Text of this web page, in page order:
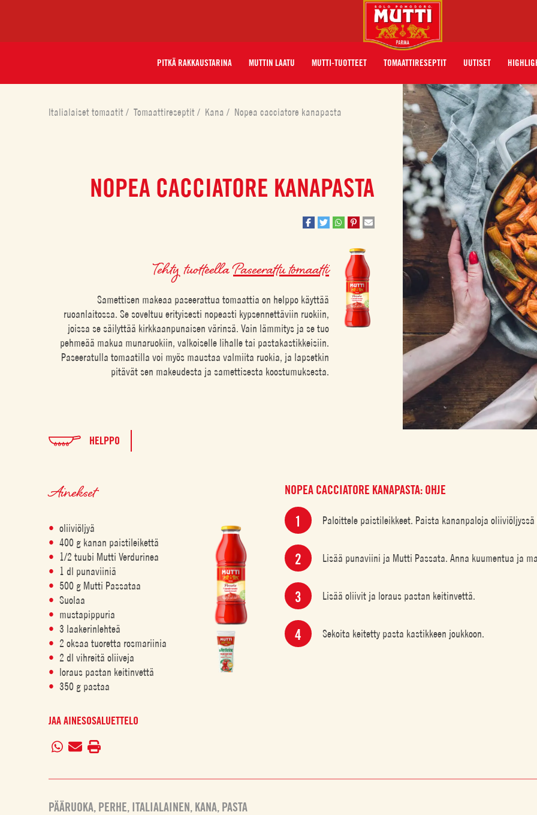
PITKÄ RAKKAUSTARINA MUTTIN LAATU MUTTI-TUOTTEET TOMAATTIRESEPTIT UUTISET
Italialaiset tomaatit/ Tomaattireseptit/ Kana/ Nopea cacciatore kanapasta
NOPEA CACCIATORE KANAPASTA
Tehty tuotteellaPaseerattu tomaatti
Samettisen makeaa paseerattua tomaattia on helppo käyttää
ruoanlaitossa. Se soveltuu erityisesti nopeasti kypsennettäviin ruokiin,
joissa se säilyttää kirkkaanpunaisen värinsä. Vain lämmitys ja se tuo
pehmeää makua munaruokiin, valkoiselle lihalle tai pastakastikkeisiin.
Paseeratulla tomaatilla voi myös maustaa valmiita ruokia, ja lapsetkin
pitävät sen makeudesta ja samettisesta koostumuksesta.
HELPPO
Ainekset
oliiviöljyä
400 g kanan paistileikettä
1/2 tuubi Mutti Verdurinea
1 dl punaviiniä
500 g Mutti Passataa
Suolaa
mustapippuria
3 laakerinlehteä
2 oksaa tuoretta rosmariinia
2 dl vihreitä oliiveja
loraus pastan keitinvettä
350 g pastaa
JAA AINESOSALUETTELO
NOPEA CACCIATORE KANAPASTA: OHJE
Paloittele paistileikkeet. Paista kananpaloja
Lisää punaviini ja Mutti Passata. Anna kuumentua ja
Lisää oliivit ja loraus pastan keitinvettä.
Sekoita keitetty pasta kastikkeen joukkoon.
PÄÄRUOKA, PERHE, ITALIALAINEN, KANA, PASTA